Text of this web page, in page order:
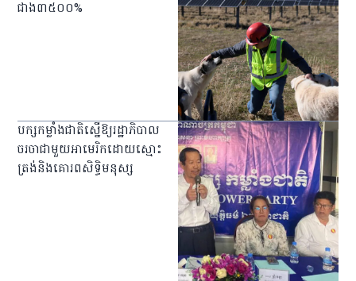
ជាង៣៥០០%
បក្សកម្លាំងជាតិស្នើឱ្យរដ្ឋាភិបាល
ចរចាជាមួយអាមេរិកដោយស្មោះ
ត្រង់និងគោរពសិទ្ធិមនុស្ស